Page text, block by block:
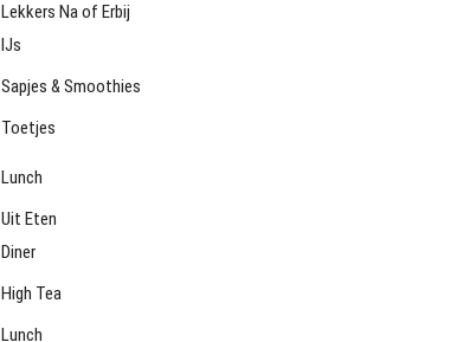
Lekkers Na of Erbij
IJs
Sapjes & Smoothies
Toetjes
Lunch
Uit Eten
Diner
High Tea
Lunch